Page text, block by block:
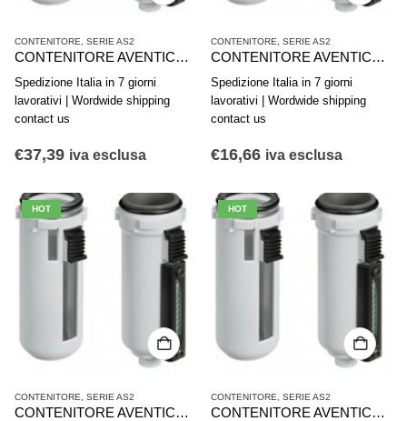
CONTENITORE, SERIE AS2
CONTENITORE AVENTICS SERIE AS2-CLA R412006349
Spedizione Italia in 7 giorni
lavorativi | Wordwide shipping
contact us
€37,39 iva esclusa
CONTENITORE, SERIE AS2
CONTENITORE AVENTICS SERIE AS2-CLA R412006347
Spedizione Italia in 7 giorni
lavorativi | Wordwide shipping
contact us
€16,66 iva esclusa
HOT
CONTENITORE SERIE AS2
CONTENITORE AVENTICS SERIE AS2-CLS CLP CLC R412006346
HOT
CONTENITORE SERIE AS2
CONTENITORE AVENTICS SERIE AS2-CLS CLP CLC R412006345